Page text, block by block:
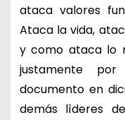
ataca valores
Ataca la vida,
y como ataca lo
justamente
documento en
demás lìderes